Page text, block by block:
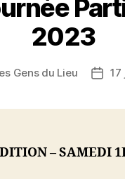
2023
Gens du Lieu
Date
17
– SAMEDI